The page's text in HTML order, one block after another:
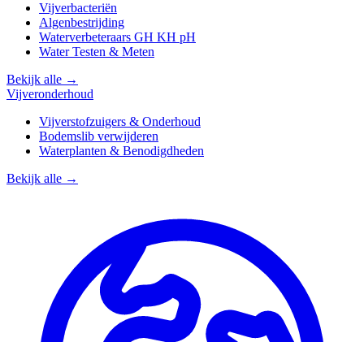
Vijverbacteriën
Algenbestrijding
Waterverbeteraars GH KH pH
Water Testen & Meten
Bekijk alle →
Vijveronderhoud
Vijverstofzuigers & Onderhoud
Bodemslib verwijderen
Waterplanten & Benodigdheden
Bekijk alle →